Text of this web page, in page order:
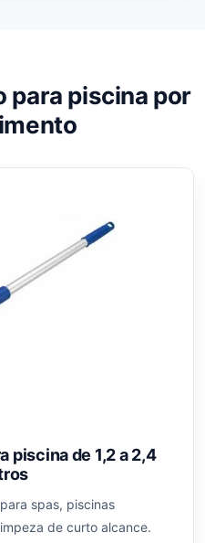
para piscina por
piscina de 1,2 a 2,4
spas, piscinas
de curto alcance.